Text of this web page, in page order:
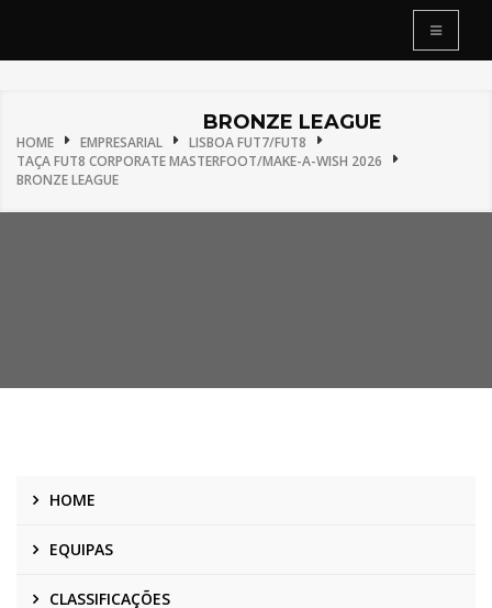
BRONZE LEAGUE
HOME EMPRESARIAL
LISBOA FUT7/FUT8
TAÇA FUT8 CORPORATE MASTERFOOT/MAKE-A-WISH 2026
BRONZE LEAGUE
HOME
EQUIPAS
CLASSIFICAÇÕES